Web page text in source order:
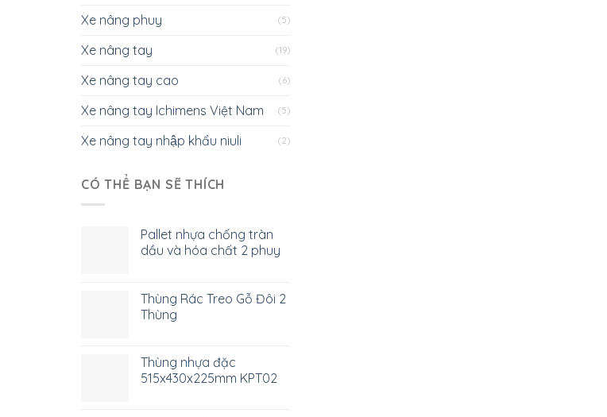
Xe nâng phuy (5)
Xe nâng tay (19)
Xe nâng tay cao (6)
Xe nâng tay Ichimens Việt Nam (5)
Xe nâng tay nhập khẩu niuli (2)
CÓ THỂ BẠN SẼ THÍCH
Pallet nhựa chống tràn
dầu và hóa chất 2 phuy
Thùng Rác Treo Gỗ Đôi 2
Thùng
Thùng nhựa đặc
515x430x225mm KPT02